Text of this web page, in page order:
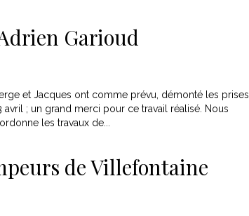
Garioud
et Jacques ont comme prévu, démonté les prises
; un grand merci pour ce travail réalisé. Nous
les travaux de...
de Villefontaine